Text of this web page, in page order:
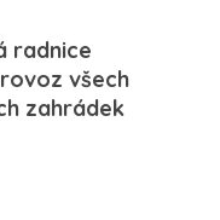
radnice
všech
zahrádek